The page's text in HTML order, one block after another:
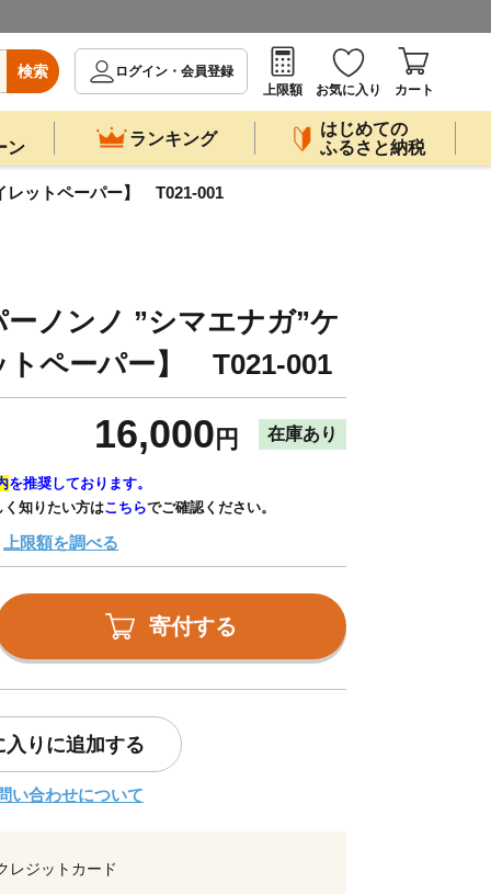
検索
ログイン・会員登録
上限額
お気に入り カート
ン
ランキング
はじめての
ふるさと納税
レットペーパー】 T021-001
ノンノ ”シマエナガ”ケ
トペーパー】 T021-001
16,000 円 在庫あり
を推奨しております。
く知りたい方はこちらでご確認ください。
上限額を調べる
寄付する
入りに追加する
い合わせについて
レジットカード